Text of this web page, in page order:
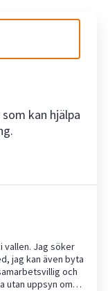
kan hjälpa
söker
jag kan även byta
och
utan uppsyn om